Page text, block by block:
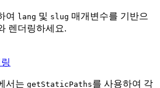
여 lang 및 slug 매개변수를 기반으
렌더링하세요.
서는 getStaticPaths를 사용하여 각